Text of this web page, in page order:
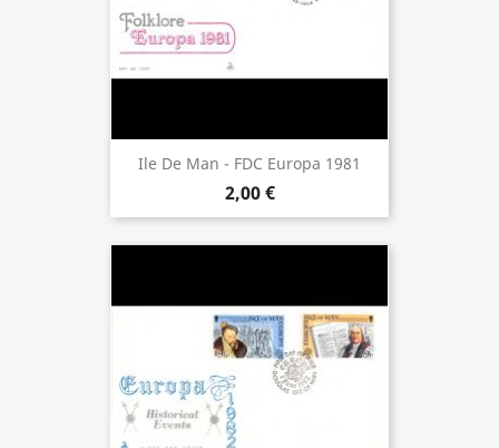
Ile De Man - FDC Europa 1981
2,00 €